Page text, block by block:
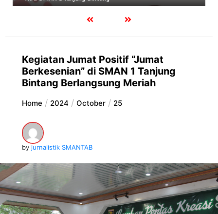
Kegiatan Jumat Positif “Jumat
Berkesenian” di SMAN 1 Tanjung
Bintang Berlangsung Meriah
Home 2024 October 25
by jurnalistik SMANTAB